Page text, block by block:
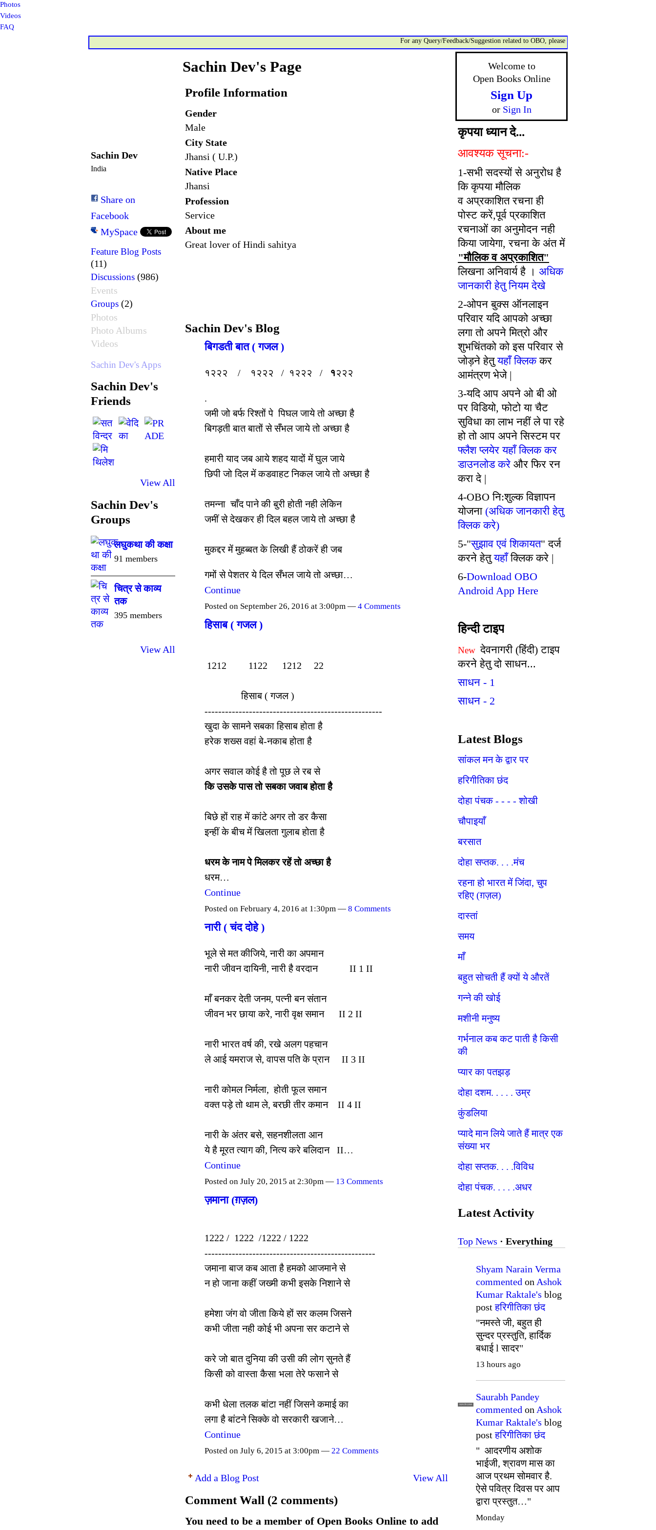
Photos
Videos
FAQ
For any Query/Feedback/Suggestion related to OBO, please contact:-
Sachin Dev
India
Share on
Facebook
MySpace
Feature Blog Posts
(11)
Discussions (986)
Events
Groups (2)
Photos
Photo Albums
Videos
Sachin Dev's Apps
Sachin Dev's
Friends
View All
Sachin Dev's
Groups
लघुकथा की कक्षा
91 members
चित्र से काव्य
तक
395 members
View All
Sachin Dev's Page
Profile Information
Gender
Male
City State
Jhansi ( U.P.)
Native Place
Jhansi
Profession
Service
About me
Great lover of Hindi sahitya
Sachin Dev's Blog
बिगडती बात ( गजल )
१२२२ / १२२२ / १२२२ / १२२२
.
जमी जो बर्फ रिश्तों पे पिघल जाये तो अच्छा है
बिगड़ती बात बातों से सँभल जाये तो अच्छा है
हमारी याद जब आये शहद यादों में घुल जाये
छिपी जो दिल में कडवाहट निकल जाये तो अच्छा है
तमन्ना चाँद पाने की बुरी होती नही लेकिन
जमीं से देखकर ही दिल बहल जाये तो अच्छा है
मुकद्दर में मुहब्बत के लिखी हैं ठोकरें ही जब
गमों से पेशतर ये दिल सँभल जाये तो अच्छा…
Continue
Posted on September 26, 2016 at 3:00pm — 4 Comments
हिसाब ( गजल )
1212 1122 1212 22
हिसाब ( गजल )
----------------------------------------------------
खुदा के सामने सबका हिसाब होता है
हरेक शख्स वहां बे-नकाब होता है
अगर सवाल कोई है तो पूछ ले रब से
कि उसके पास तो सबका जवाब होता है
बिछे हों राह में कांटे अगर तो डर कैसा
इन्हीं के बीच में खिलता गुलाब होता है
धरम के नाम पे मिलकर रहें तो अच्छा है
धरम…
Continue
Posted on February 4, 2016 at 1:30pm — 8 Comments
नारी ( चंद दोहे )
भूले से मत कीजिये, नारी का अपमान
नारी जीवन दायिनी, नारी है वरदान II 1 II
माँ बनकर देती जनम, पत्नी बन संतान
जीवन भर छाया करे, नारी वृक्ष समान II 2 II
नारी भारत वर्ष की, रखे अलग पहचान
ले आई यमराज से, वापस पति के प्रान II 3 II
नारी कोमल निर्मला, होती फूल समान
वक्त पड़े तो थाम ले, बरछी तीर कमान II 4 II
नारी के अंतर बसे, सहनशीलता आन
ये है मूरत त्याग की, नित्य करे बलिदान II…
Continue
Posted on July 20, 2015 at 2:30pm — 13 Comments
ज़माना (ग़ज़ल)
1222 / 1222 /1222 / 1222
--------------------------------------------------
जमाना बाज कब आता है हमको आजमाने से
न हो जाना कहीं जख्मी कभी इसके निशाने से
हमेशा जंग वो जीता किये हों सर कलम जिसने
कभी जीता नही कोई भी अपना सर कटाने से
करे जो बात दुनिया की उसी की लोग सुनते हैं
किसी को वास्ता कैसा भला तेरे फसाने से
कभी धेला तलक बांटा नहीं जिसने कमाई का
लगा है बांटने सिक्के वो सरकारी खजाने…
Continue
Posted on July 6, 2015 at 3:00pm — 22 Comments
Add a Blog Post View All
Comment Wall (2 comments)
You need to be a member of Open Books Online to add
Welcome to
Open Books Online
Sign Up
or Sign In
कृपया ध्यान दे...
आवश्यक सूचना:-
1-सभी सदस्यों से अनुरोध है
कि कृपया मौलिक
व अप्रकाशित रचना ही
पोस्ट करें,पूर्व प्रकाशित
रचनाओं का अनुमोदन नही
किया जायेगा, रचना के अंत में
"मौलिक व अप्रकाशित"
लिखना अनिवार्य है । अधिक
जानकारी हेतु नियम देखे
2-ओपन बुक्स ऑनलाइन
परिवार यदि आपको अच्छा
लगा तो अपने मित्रो और
शुभचिंतको को इस परिवार से
जोड़ने हेतुयहाँ क्लिककर
आमंत्रण भेजे |
3-यदि आप अपने ओ बी ओ
पर विडियो, फोटो या चैट
सुविधा का लाभ नहीं ले पा रहे
हो तो आप अपने सिस्टम पर
फ्लैश प्लयेर यहाँ क्लिक कर
डाउनलोड करे और फिर रन
करा दे |
4-OBO नि:शुल्क विज्ञापन
योजना (अधिक जानकारी हेतु
क्लिक करे)
5-"सुझाव एवं शिकायत" दर्ज
करने हेतुयहाँक्लिक करे |
6-Download OBO
Android App Here
हिन्दी टाइप
New देवनागरी (हिंदी) टाइप
करने हेतु दो साधन...
साधन - 1
साधन - 2
Latest Blogs
सांकल मन के द्वार पर
हरिगीतिका छंद
दोहा पंचक - - - - शोखी
चौपाइयाँ
बरसात
दोहा सप्तक. . . .मंच
रहना हो भारत में जिंदा, चुप
रहिए (ग़ज़ल)
दास्तां
समय
माँ
बहुत सोचती हैं क्यों ये औरतें
गन्ने की खोई
मशीनी मनुष्य
गर्भनाल कब कट पाती है किसी
की
प्यार का पतझड़
दोहा दशम. . . . . उम्र
कुंडलिया
प्यादे मान लिये जाते हैं मात्र एक
संख्या भर
दोहा सप्तक. . . .विविध
दोहा पंचक. . . . .अधर
Latest Activity
Top News · Everything
Shyam Narain Verma
commented on Ashok
Kumar Raktale's blog
postहरिगीतिका छंद
"नमस्ते जी, बहुत ही
सुन्दर प्रस्तुति, हार्दिक
बधाई l सादर"
13 hours ago
सदस्य टीम प्रबंधन
Saurabh Pandey
commented on Ashok
Kumar Raktale's blog
postहरिगीतिका छंद
" आदरणीय अशोक
भाईजी, श्रावण मास का
आज प्रथम सोमवार है.
ऐसे पवित्र दिवस पर आप
द्वारा प्रस्तुत…"
Monday